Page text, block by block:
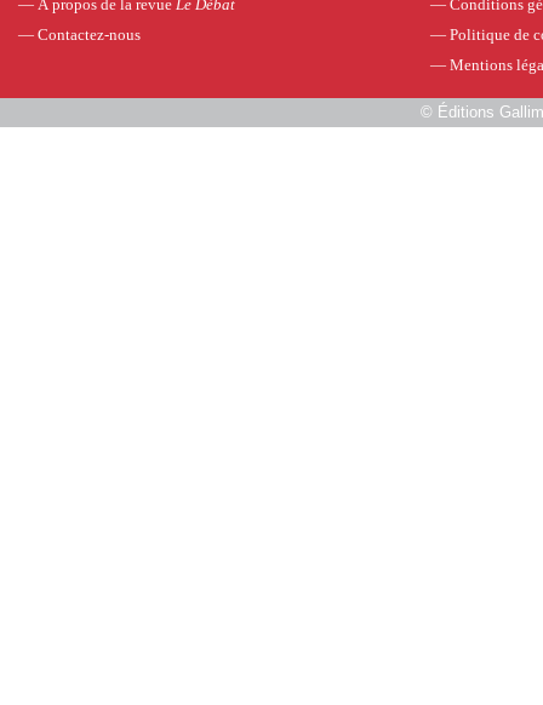
— À propos de la revue Le Débat
— Contactez-nous
— Conditions
— Politique de
— Mentions
© Éditions